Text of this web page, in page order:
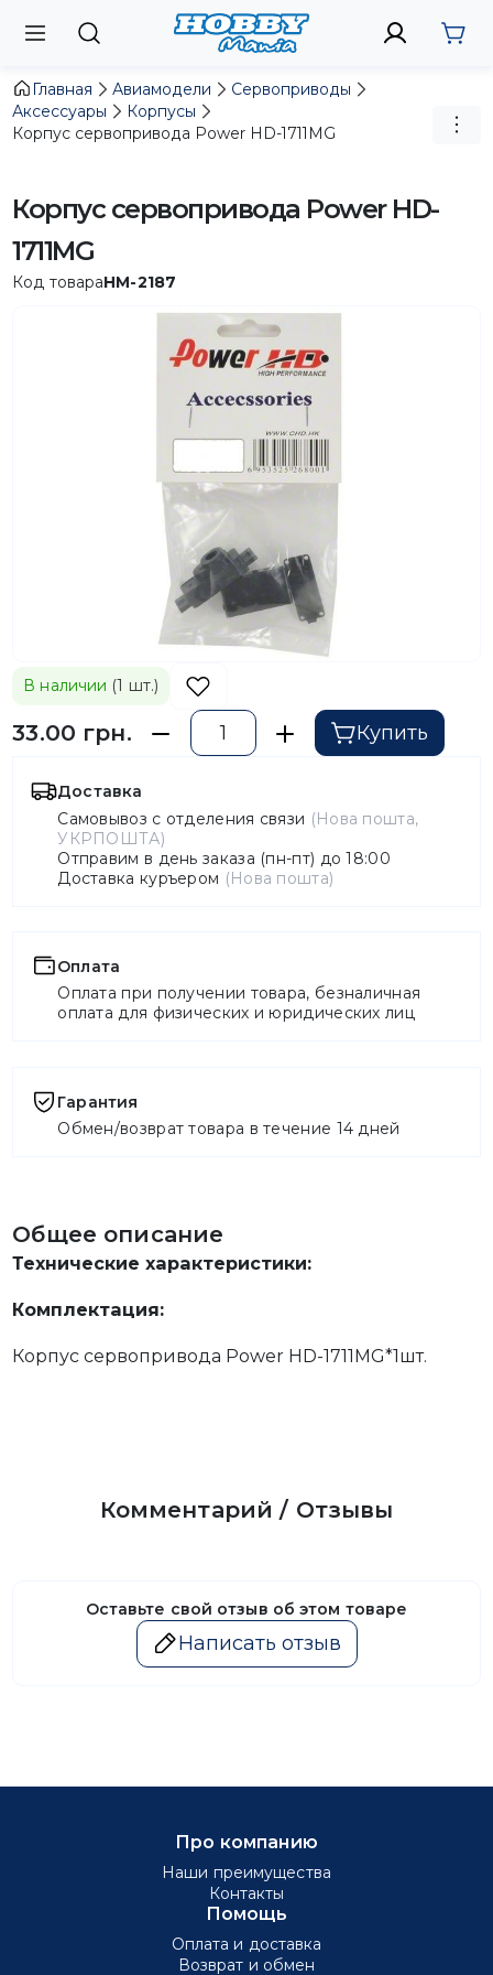
Главная Авиамодели
Сервоприводы
Аксессуары
Корпусы
Корпус сервопривода Power HD-1711MG
Корпус сервопривода Power HD-
1711MG
Код товараHM-2187
В наличии (1 шт.)
33.00 грн. Купить
Доставка
Самовывоз с отделения связи (Нова пошта,
УКРПОШТА)
Отправим в день заказа (пн-пт) до 18:00
Доставка куръером (Нова пошта)
Оплата
Оплата при получении товара, безналичная
оплата для физических и юридических лиц
Гарантия
Обмен/возврат товара в течение 14 дней
Общее описание
Технические характеристики:
Комплектация:
Корпус сервопривода Power HD-1711MG*1шт.
Комментарий / Отзывы
Оставьте свой отзыв об этом товаре
Написать отзыв
Про компанию
Наши преимущества
Контакты
Помощь
Оплата и доставка
Возврат и обмен